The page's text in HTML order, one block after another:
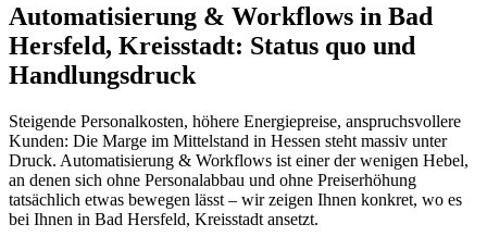
Automatisierung & Workflows in Bad
Hersfeld, Kreisstadt: Status quo und
Handlungsdruck
Steigende Personalkosten, höhere Energiepreise, anspruchsvollere
Kunden: Die Marge im Mittelstand in Hessen steht massiv unter
Druck. Automatisierung & Workflows ist einer der wenigen Hebel,
an denen sich ohne Personalabbau und ohne Preiserhöhung
tatsächlich etwas bewegen lässt – wir zeigen Ihnen konkret, wo es
bei Ihnen in Bad Hersfeld, Kreisstadt ansetzt.